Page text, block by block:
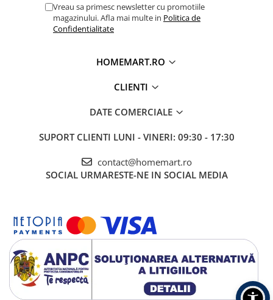
Vreau sa primesc newsletter cu promotiile
magazinului. Afla mai multe in Politica de
Confidentialitate
HOMEMART.RO
CLIENTI
DATE COMERCIALE
SUPORT CLIENTI LUNI - VINERI: 09:30 - 17:30
contact@homemart.ro
SOCIAL URMARESTE-NE IN SOCIAL MEDIA